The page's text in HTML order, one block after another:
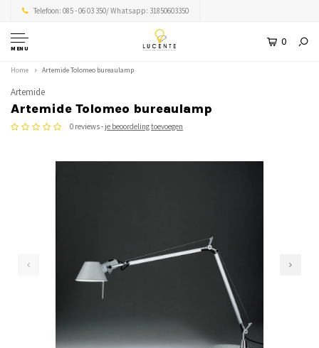
Telefoon: 085 - 06 03 350/ Whatsapp: 31850603350
MENU
0
Home Artemide Tolomeo bureaulamp
Artemide
Artemide Tolomeo bureaulamp
0 reviews - je beoordeling toevoegen